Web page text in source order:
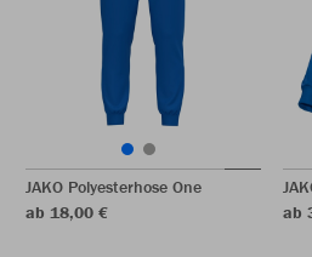
JAKO Polyesterhose One
ab 18,00 €
ab